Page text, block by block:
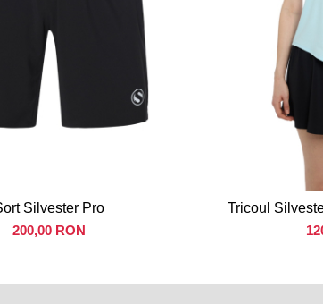
Silvester Pro
200,00 RON
Tricoul